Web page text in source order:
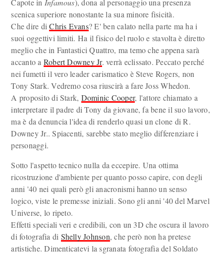
Capote in Infamous), dona al personaggio una presenza
scenica superiore nonostante la sua minore fisicità.
Che dire diChris Evans? E' ben calato nella parte ma ha i
suoi oggettivi limiti. Ha il fisico del ruolo e stavolta è diretto
meglio che in Fantastici Quattro, ma temo che appena sarà
accanto a Robert Downey Jr. verrà eclissato. Peccato perché
nei fumetti il vero leader carismatico è Steve Rogers, non
Tony Stark. Vedremo cosa riuscirà a fare Joss Whedon.
A proposito di Stark, Dominic Cooper, l'attore chiamato a
interpretare il padre di Tony da giovane, fa bene il suo lavoro,
ma è da denuncia l'idea di renderlo quasi un clone di R.
Downey Jr.. Spiacenti, sarebbe stato meglio differenziare i
personaggi.
Sotto l'aspetto tecnico nulla da eccepire. Una ottima
ricostruzione d'ambiente per quanto posso capire, con degli
anni '40 nei quali però gli anacronismi hanno un senso
logico, viste le premesse iniziali. Sono gli anni '40 del Marvel
Universe, lo ripeto.
Effetti speciali veri e credibili, con un 3D che oscura il lavoro
di fotografia di Shelly Johnson, che però non ha pretese
artistiche. Dimenticatevi la sgranata fotografia del Soldato